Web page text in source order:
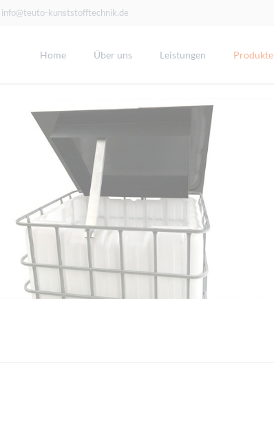
info@teuto-kunststofftechnik.de
Home Über uns Leistungen Produkte
Einbautanks
Galvanik-Behälter
Kunststoffeinsätze
Rechteckbehälter
Rundbehälter
Sicherheitswannen